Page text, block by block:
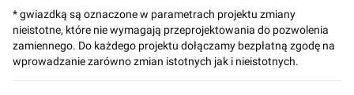
* gwiazdką są oznaczone w parametrach projektu zmiany
nieistotne, które nie wymagają przeprojektowania do pozwolenia
zamiennego. Do każdego projektu dołączamy bezpłatną zgodę na
wprowadzanie zarówno zmian istotnych jak i nieistotnych.